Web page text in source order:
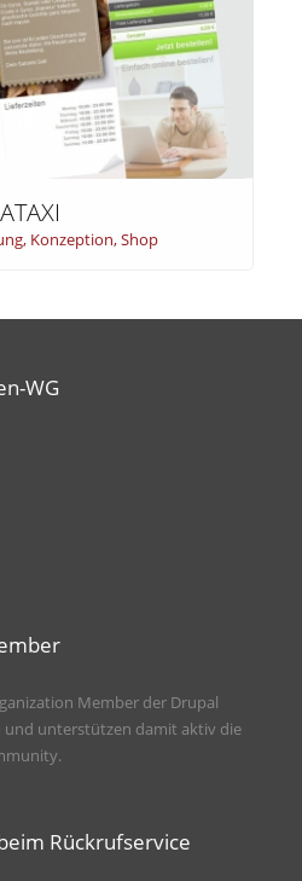
, Konzeption,Shop
WG
Member der Drupal
und unterstützen damit aktiv die
Rückrufservice